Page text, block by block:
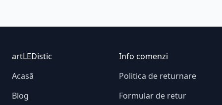
Footer
artLEDistic
Acasă
Blog
Info comenzi
Politica de returnare
Formular de retur